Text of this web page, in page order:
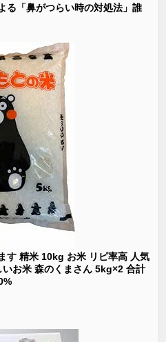
る「鼻がつらい時の対処法」誰
す 精米 10kg お米 リピ率高 人気
お米 森のくまさん 5kg×2 合計